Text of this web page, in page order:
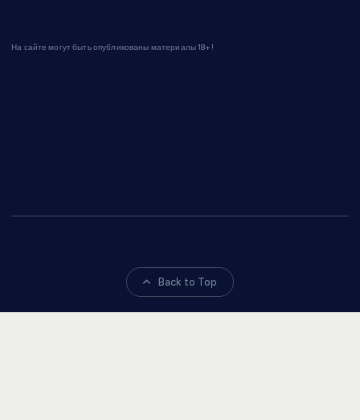
На сайте могут быть опубликованы материалы 18+!
Back to Top